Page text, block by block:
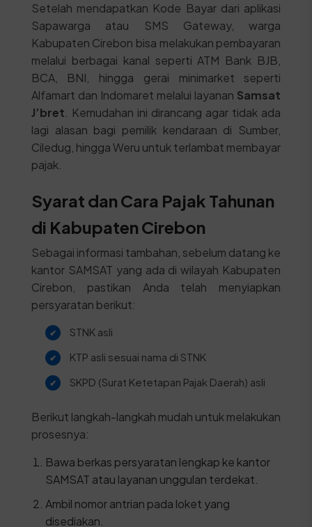
Setelah mendapatkan Kode Bayar dari aplikasi
Sapawarga atau SMS Gateway, warga
Kabupaten Cirebon bisa melakukan pembayaran
melalui berbagai kanal seperti ATM Bank BJB,
BCA, BNI, hingga gerai minimarket seperti
Alfamart dan Indomaret melalui layanan Samsat
J’bret . Kemudahan ini dirancang agar tidak ada
lagi alasan bagi pemilik kendaraan di Sumber,
Ciledug, hingga Weru untuk terlambat membayar
pajak.
Syarat dan Cara Pajak Tahunan
di Kabupaten Cirebon
Sebagai informasi tambahan, sebelum datang ke
kantor SAMSAT yang ada di wilayah Kabupaten
Cirebon, pastikan Anda telah menyiapkan
persyaratan berikut:
STNK asli
KTP asli sesuai nama di STNK
SKPD (Surat Ketetapan Pajak Daerah) asli
Berikut langkah-langkah mudah untuk melakukan
prosesnya:
Bawa berkas persyaratan lengkap ke kantor
SAMSAT atau layanan unggulan terdekat.
Ambil nomor antrian pada loket yang
disediakan.